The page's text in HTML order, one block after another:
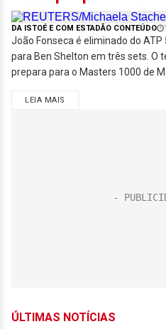
DA ISTOÉ E COM ESTADÃO CONTEÚDO
João Fonseca é eliminado do
para Ben Shelton em três sets. O
prepara para o Masters 1000 de
LEIA MAIS